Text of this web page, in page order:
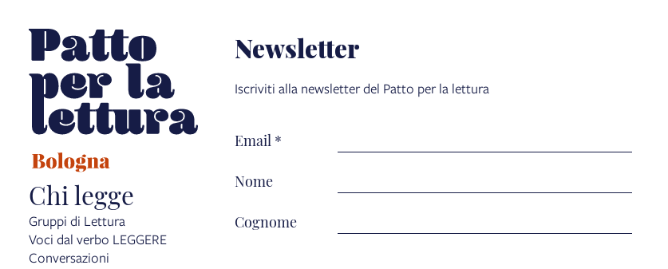
Chi legge
Gruppi di Lettura
Voci dal verbo LEGGERE
Conversazioni
Newsletter
Iscriviti alla newsletter del Patto per la lettura
Email *
Nome
Cognome